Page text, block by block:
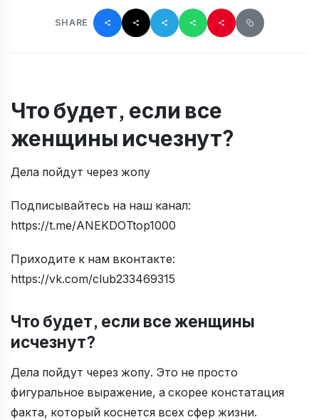
SHARE
Что будет, если все
женщины исчезнут?
Дела пойдут через жопу
Подписывайтесь на наш канал:
https://t.me/ANEKDOTtop1000
Приходите к нам вконтакте:
https://vk.com/club233469315
Что будет, если все женщины
исчезнут?
Дела пойдут через жопу. Это не просто
фигуральное выражение, а скорее констатация
факта, который коснется всех сфер жизни.